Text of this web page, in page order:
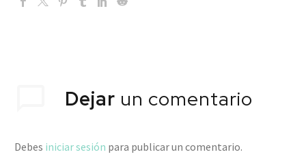
Dejar un comentario
Debes iniciar sesión para publicar un comentario.